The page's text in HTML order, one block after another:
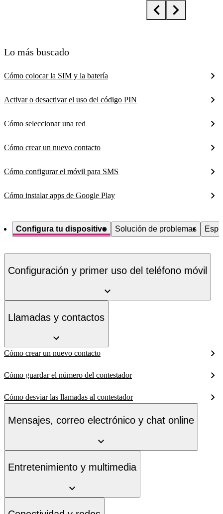
Lo más buscado
Cómo colocar la SIM y la batería
Activar o desactivar el uso del código PIN
Cómo seleccionar una red
Cómo crear un nuevo contacto
Cómo configurar el móvil para SMS
Cómo instalar apps de Google Play
Configura tu dispositivo Solución de problemas
Configuración y primer uso del teléfono móvil
Llamadas y contactos
Cómo crear un nuevo contacto
Cómo guardar el número del contestador
Cómo desviar las llamadas al contestador
Mensajes, correo electrónico y chat online
Entretenimiento y multimedia